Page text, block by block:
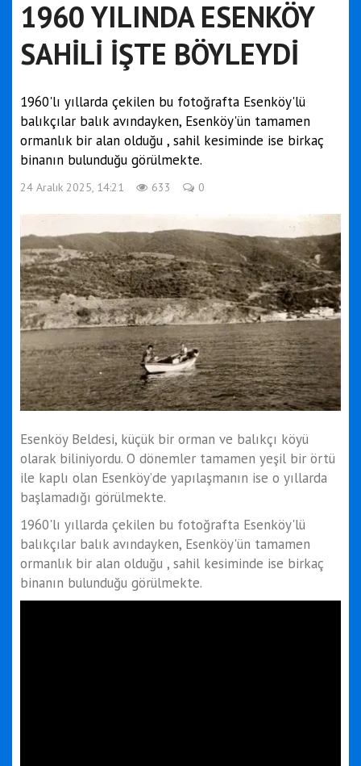
1960 YILINDA ESENKÖY
SAHİLİ İŞTE BÖYLEYDİ
1960'lı yıllarda çekilen bu fotoğrafta Esenköy'lü
balıkçılar balık avındayken, Esenköy'ün tamamen
ormanlık bir alan olduğu , sahil kesiminde ise birkaç
binanın bulunduğu görülmekte.
24 Aralık 2025, 14:21 633 0
Esenköy Beldesi, küçük bir orman ve balıkçı köyü
olarak biliniyordu. O dönemler tamamen yeşil bir örtü
ile kaplı olan Esenköy’de yapılaşmanın ise o yıllarda
başlamadığı görülmekte.
1960'lı yıllarda çekilen bu fotoğrafta Esenköy'lü
balıkçılar balık avındayken, Esenköy'ün tamamen
ormanlık bir alan olduğu , sahil kesiminde ise birkaç
binanın bulunduğu görülmekte.